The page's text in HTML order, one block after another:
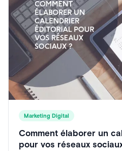
Marketing Digital
Comment élaborer un
pour vos réseaux